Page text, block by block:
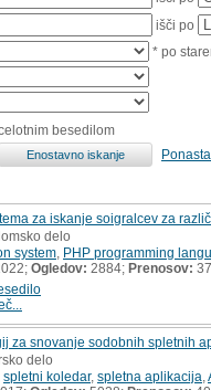
išči po
* po
besedilom
za iskanje soigralcev za
delo
system PHP programming
Ogledov: 2884; Prenosov: 37
za snovanje sodobnih spletnih
delo
spletni koledar, spletna aplikacija